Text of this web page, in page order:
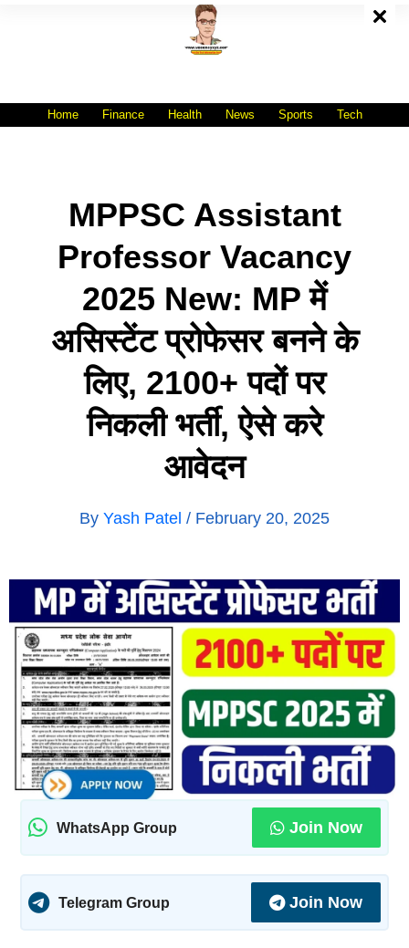
Home Finance Health News Sports Tech
MPPSC Assistant
Professor Vacancy
2025 New: MP में
असिस्टेंट प्रोफेसर बनने के
लिए, 2100+ पदों पर
निकली भर्ती, ऐसे करे
आवेदन
By Yash Patel / February 20, 2025
WhatsApp Group Join Now
Telegram Group Join Now